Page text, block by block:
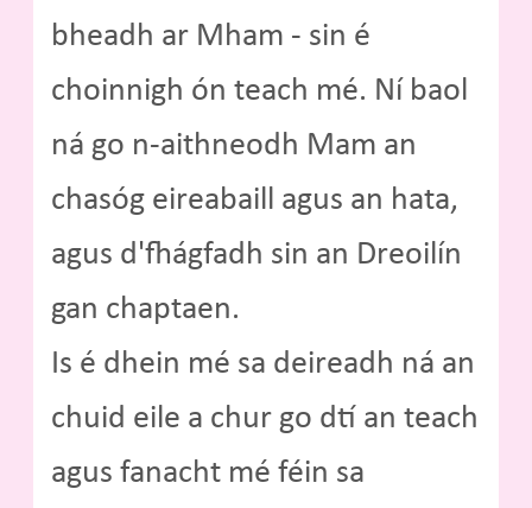
bheadh ar Mham - sin é
choinnigh ón teach mé. Ní baol
ná go n-aithneodh Mam an
chasóg eireabaill agus an hata,
agus d'fhágfadh sin an Dreoilín
gan chaptaen.
Is é dhein mé sa deireadh ná an
chuid eile a chur go dtí an teach
agus fanacht mé féin sa